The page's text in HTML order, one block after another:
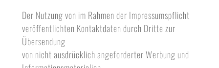
Der Nutzung von im Rahmen der Impressumspflicht
veröffentlichten Kontaktdaten durch Dritte zur
Übersendung
von nicht ausdrücklich angeforderter Werbung und